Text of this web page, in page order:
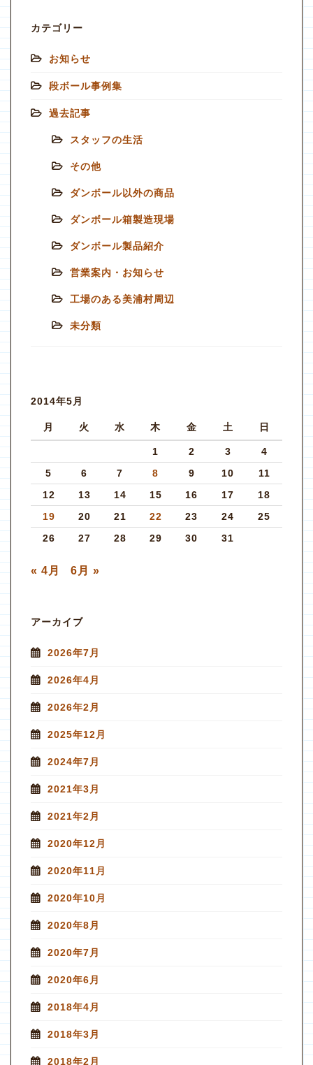
カテゴリー
お知らせ
段ボール事例集
過去記事
スタッフの生活
その他
ダンボール以外の商品
ダンボール箱製造現場
ダンボール製品紹介
営業案内・お知らせ
工場のある美浦村周辺
未分類
2014年5月
月 火 水 木 金 土 日
1 2 3
4
5
6 7 8 9 10
11
12
13 14 15 16 17
18
19
20 21 22 23 24
25
26
27 28 29 30 31
« 4月 6月 »
アーカイブ
2026年7月
2026年4月
2026年2月
2025年12月
2024年7月
2021年3月
2021年2月
2020年12月
2020年11月
2020年10月
2020年8月
2020年7月
2020年6月
2018年4月
2018年3月
2018年2月